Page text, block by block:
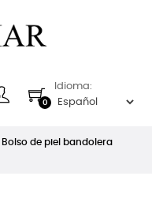
0
Idioma:
Bolso de piel bandolera